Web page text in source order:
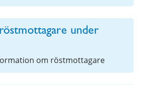
under
om röstmottagare